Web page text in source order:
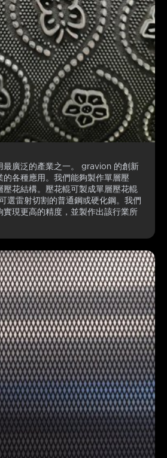
最廣泛的產業之一。 gravion 的創新
的各種應用。我們能夠製作單層壓
壓花結構。壓花輥可製成單層壓花輥
選雷射切割的普通鋼或硬化鋼。我們
實現更高的精度，並製作出該行業所